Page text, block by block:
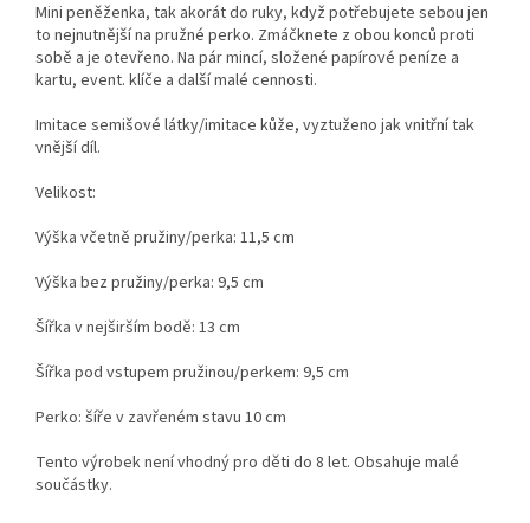
Mini peněženka, tak akorát do ruky, když potřebujete sebou jen
to nejnutnější na pružné perko. Zmáčknete z obou konců proti
sobě a je otevřeno. Na pár mincí, složené papírové peníze a
kartu, event. klíče a další malé cennosti.
Imitace semišové látky/imitace kůže, vyztuženo jak vnitřní tak
vnější díl.
Velikost:
Výška včetně pružiny/perka: 11,5 cm
Výška bez pružiny/perka: 9,5 cm
Šířka v nejširším bodě: 13 cm
Šířka pod vstupem pružinou/perkem: 9,5 cm
Perko: šíře v zavřeném stavu 10 cm
Tento výrobek není vhodný pro děti do 8 let. Obsahuje malé
součástky.